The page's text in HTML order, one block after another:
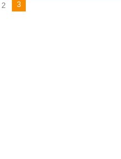
2 3